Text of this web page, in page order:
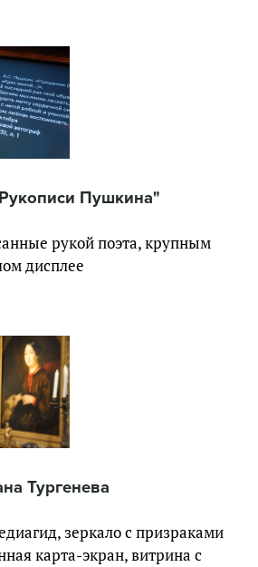
Пушкина"
рукой поэта, крупным
дисплее
Тургенева
зеркало с призраками
карта-экран, витрина с